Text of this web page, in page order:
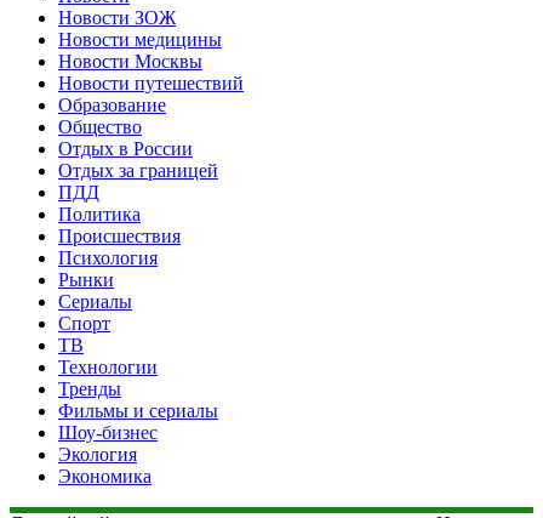
Новости ЗОЖ
Новости медицины
Новости Москвы
Новости путешествий
Образование
Общество
Отдых в России
Отдых за границей
ПДД
Политика
Происшествия
Психология
Рынки
Сериалы
Спорт
ТВ
Технологии
Тренды
Фильмы и сериалы
Шоу-бизнес
Экология
Экономика